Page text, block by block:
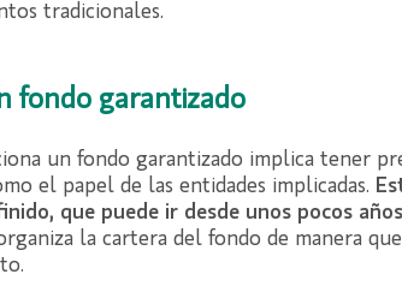
tradicionales.
fondo garantizado
un fondo garantizado implica tener
el papel de las entidades implicadas.
que puede ir desde unos pocos
la cartera del fondo de manera